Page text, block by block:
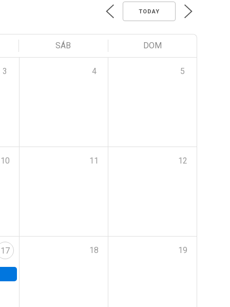
TODAY
SÁB DOM
3 4 5
10 11 12
17 18 19